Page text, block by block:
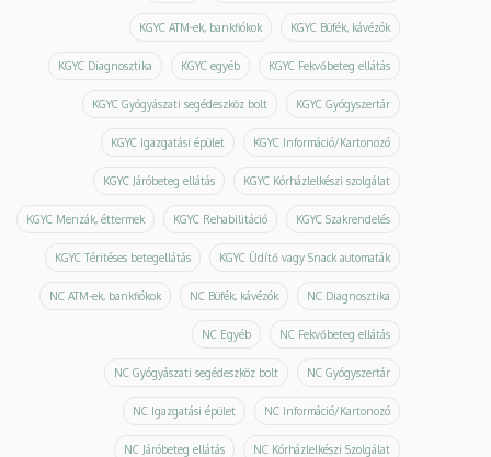
KGYC ATM-ek, bankfiókok KGYC Büfék, kávézók
KGYC Diagnosztika KGYC egyéb KGYC Fekvőbeteg ellátás
KGYC Gyógyászati segédeszköz bolt KGYC Gyógyszertár
KGYC Igazgatási épület KGYC Információ/Kartonozó
KGYC Járóbeteg ellátás KGYC Kórházlelkészi szolgálat
KGYC Menzák, éttermek KGYC Rehabilitáció KGYC Szakrendelés
KGYC Téritéses betegellátás KGYC Üdítő vagy Snack automaták
NC ATM-ek, bankfiókok NC Büfék, kávézók NC Diagnosztika
NC Egyéb NC Fekvőbeteg ellátás
NC Gyógyászati segédeszköz bolt NC Gyógyszertár
NC Igazgatási épület NC Információ/Kartonozó
NC Járóbeteg ellátás NC Kórházlelkészi Szolgálat